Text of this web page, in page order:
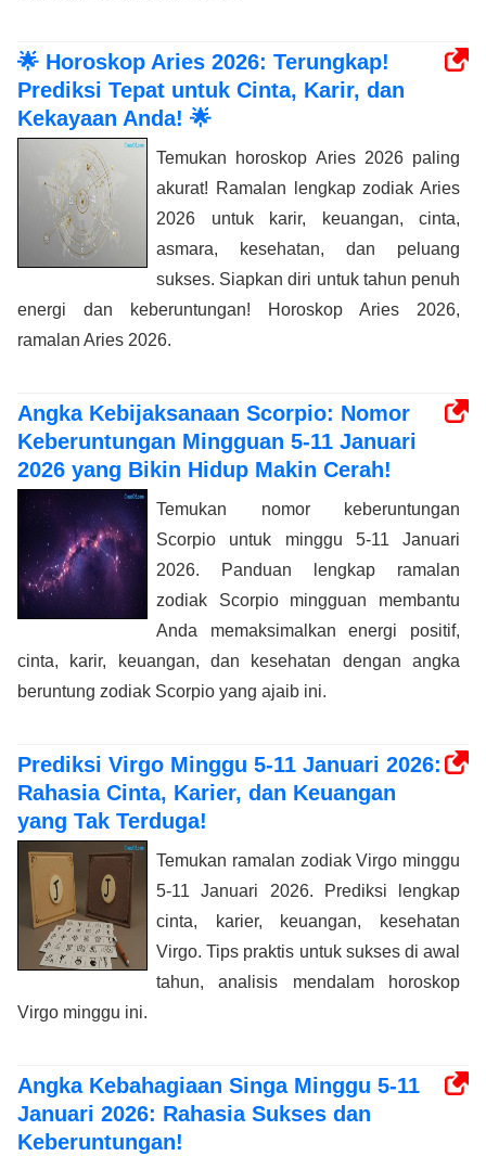
🌟 Horoskop Aries 2026: Terungkap!
Prediksi Tepat untuk Cinta, Karir, dan
Kekayaan Anda! 🌟
Temukan horoskop Aries 2026 paling
akurat! Ramalan lengkap zodiak Aries
2026 untuk karir, keuangan, cinta,
asmara, kesehatan, dan peluang
sukses. Siapkan diri untuk tahun penuh
energi dan keberuntungan! Horoskop Aries 2026,
ramalan Aries 2026.
Angka Kebijaksanaan Scorpio: Nomor
Keberuntungan Mingguan 5-11 Januari
2026 yang Bikin Hidup Makin Cerah!
Temukan nomor keberuntungan
Scorpio untuk minggu 5-11 Januari
2026. Panduan lengkap ramalan
zodiak Scorpio mingguan membantu
Anda memaksimalkan energi positif,
cinta, karir, keuangan, dan kesehatan dengan angka
beruntung zodiak Scorpio yang ajaib ini.
Prediksi Virgo Minggu 5-11 Januari 2026:
Rahasia Cinta, Karier, dan Keuangan
yang Tak Terduga!
Temukan ramalan zodiak Virgo minggu
5-11 Januari 2026. Prediksi lengkap
cinta, karier, keuangan, kesehatan
Virgo. Tips praktis untuk sukses di awal
tahun, analisis mendalam horoskop
Virgo minggu ini.
Angka Kebahagiaan Singa Minggu 5-11
Januari 2026: Rahasia Sukses dan
Keberuntungan!